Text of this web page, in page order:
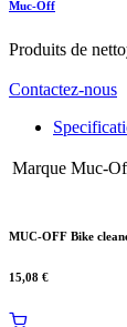
Muc-Off
Produits de
Contactez-nous
Marque Muc-
MUC-OFF Bike
15,08 €